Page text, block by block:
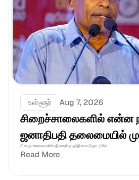
உள்ளூர் Aug 7, 2026
சிறைச்சாலைகளில் என்ன
ஜனாதிபதி தலைமையில்
சிறைச்சாலைகளில் நிலவும் சூழ்நிலை தொடர்பில்...
Read More